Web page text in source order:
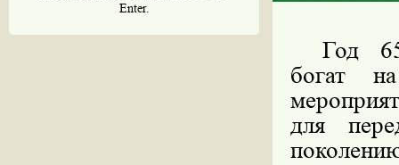
Enter.
Год
богат
для